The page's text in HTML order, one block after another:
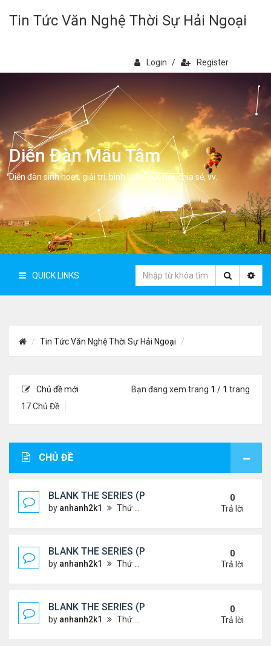
Tin Tức Văn Nghệ Thời Sự Hải Ngoại
Login / Register
Diễn Đàn Mẫu Tâm
Diễn đàn sinh hoạt, giải trí, bình luân, học hỏi, chia sẻ, vv.
QUICK LINKS
Tin Tức Văn Nghệ Thời Sự Hải Ngoại
Chủ đề mới
17 Chủ Đề
Bạn đang xem trang 1 / 1 trang
CHỦ ĐỀ
BLANK THE SERIES (PHẦN 2)
by anhanh2k1 Thứ 4 Tháng 5 29, 2024 3:16 am
0
Trả lời
BLANK THE SERIES (PHẦN 2)
by anhanh2k1 Thứ 7 Tháng 5 25, 2024 1:51 am
0
Trả lời
BLANK THE SERIES (PHẦN 2)
by anhanh2k1 Thứ 6 Tháng 5 24, 2024 1:54 am
0
Trả lời